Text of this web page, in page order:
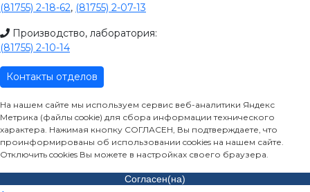
(81755) 2-18-62, (81755) 2-07-13
Производство, лаборатория:
(81755) 2-10-14
Контакты отделов
На нашем сайте мы используем сервис веб-аналитики Яндекс
Метрика (файлы cookie) для сбора информации технического
характера. Нажимая кнопку СОГЛАСЕН, Вы подтверждаете, что
проинформированы об использовании cookies на нашем сайте.
Отключить cookies Вы можете в настройках своего браузера.
Согласен(на)